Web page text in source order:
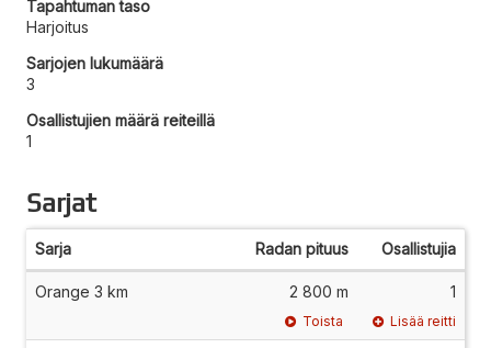
Tapahtuman taso
Harjoitus
Sarjojen lukumäärä
3
Osallistujien määrä reiteillä
1
Sarjat
Sarja Radan pituus Osallistujia
Orange 3 km 2 800 m 1
Toista Lisää reitti